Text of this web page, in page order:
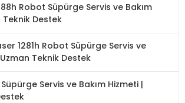
Robot Süpürge Servis ve Bakım
Teknik Destek
1281h Robot Süpürge Servis ve
Teknik Destek
Servis ve Bakım Hizmeti |